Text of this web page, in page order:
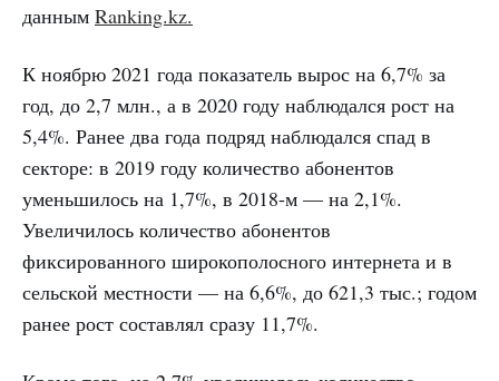
данным Ranking.kz.
К ноябрю 2021 года показатель вырос на 6,7% за
год, до 2,7 млн., а в 2020 году наблюдался рост на
5,4%. Ранее два года подряд наблюдался спад в
секторе: в 2019 году количество абонентов
уменьшилось на 1,7%, в 2018-м — на 2,1%.
Увеличилось количество абонентов
фиксированного широкополосного интернета и в
сельской местности — на 6,6%, до 621,3 тыс.; годом
ранее рост составлял сразу 11,7%.